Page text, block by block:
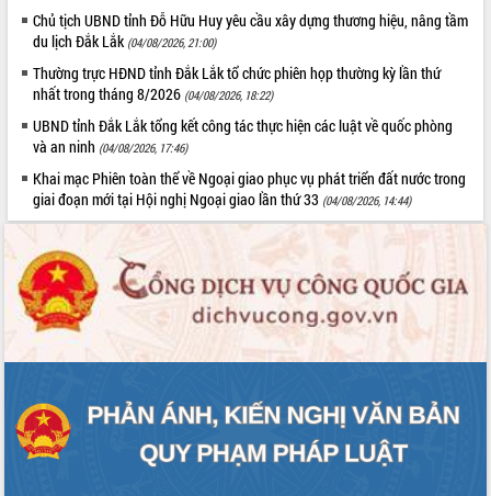
Thường trực HĐND tỉnh Đắk Lắk gặp
mặt Đoàn chuyên gia y tế TP. Hồ Chí
Lễ truy điệu và an táng hài cốt liệt sĩ
tại Nghĩa trang Liệt sĩ xã Sơn Hòa
Bàn giải pháp tháo gỡ khó khăn trong
xuất khẩu sầu riêng và triển khai quy
định EUDR
Thứ trưởng Bộ Nông nghiệp và Môi
trường Nguyễn Hoàng Hiệp khảo sát
vùng trồng và doanh nghiệp đóng gói
sầu riêng tại Đắk Lắk
Trình diễn nghệ thuật chế biến các
món ăn từ sầu riêng
Đắk Lắk công bố Quy hoạch và xúc
tiến đầu tư tỉnh
Ngành cá ngừ Đắk Lắk chủ động thích
ứng để giữ vững thị trường xuất khẩu
Diễn đàn Kinh tế tư nhân Việt Nam đột
phá cơ chế - Hợp tác công tư
LIÊN KẾT WEB
THỐNG KÊ TRUY CẬP
Hôm nay:
14044
Tất cả: 66026784
Chủ tịch UBND tỉnh Đỗ Hữu Huy yêu cầu xây dựng thương hiệu, nâng tầm
du lịch Đắk Lắk (04/08/2026, 21:00)
Thường trực HĐND tỉnh Đắk Lắk tổ chức phiên họp thường kỳ lần thứ
nhất trong tháng 8/2026 (04/08/2026, 18:22)
UBND tỉnh Đắk Lắk tổng kết công tác thực hiện các luật về quốc phòng
và an ninh (04/08/2026, 17:46)
Khai mạc Phiên toàn thể về Ngoại giao phục vụ phát triển đất nước trong
giai đoạn mới tại Hội nghị Ngoại giao lần thứ 33 (04/08/2026, 14:44)